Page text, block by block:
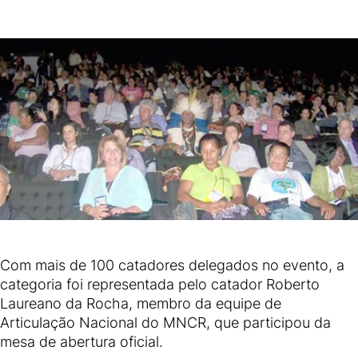
Com mais de 100 catadores delegados no evento, a
categoria foi representada pelo catador Roberto
Laureano da Rocha, membro da equipe de
Articulação Nacional do MNCR, que participou da
mesa de abertura oficial.